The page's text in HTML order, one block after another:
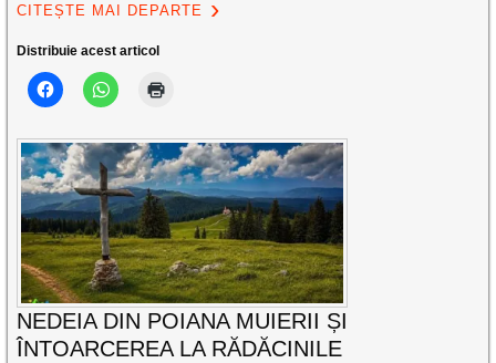
CITEȘTE MAI DEPARTE
Distribuie acest articol
NEDEIA DIN POIANA MUIERII ȘI
ÎNTOARCEREA LA RĂDĂCINILE